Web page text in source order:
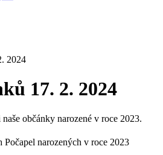
2024
17. 2. 2024
občánky narozené v roce 2023.